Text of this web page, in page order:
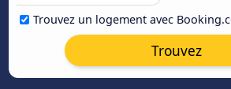
Trouvez un logement avec
Trouvez